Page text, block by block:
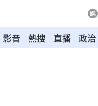
影音 熱搜 直播 政治